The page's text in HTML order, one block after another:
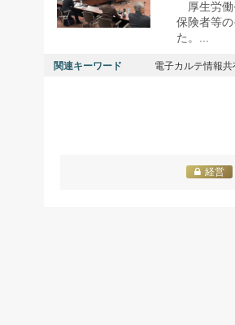
厚生労働
保険者等
た。...
関連キーワード 電子カルテ情報
経営